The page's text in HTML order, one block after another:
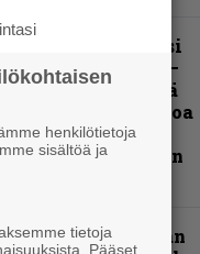
Rokki Raikasi
Tampereella –
Infernon neljä
väkevää nostoa
festarin
kakkospäivän
Paluu vanhaan
henkilötietoja
sisältöä ja
tietoja
Pääset